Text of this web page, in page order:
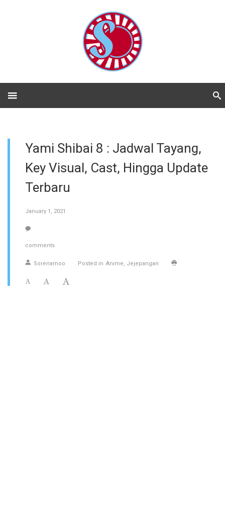
Yami Shibai 8 : Jadwal Tayang,
Key Visual, Cast, Hingga Update
Terbaru
January 1, 2021
comments
Sorenamoo Posted in Anime Jejepangan